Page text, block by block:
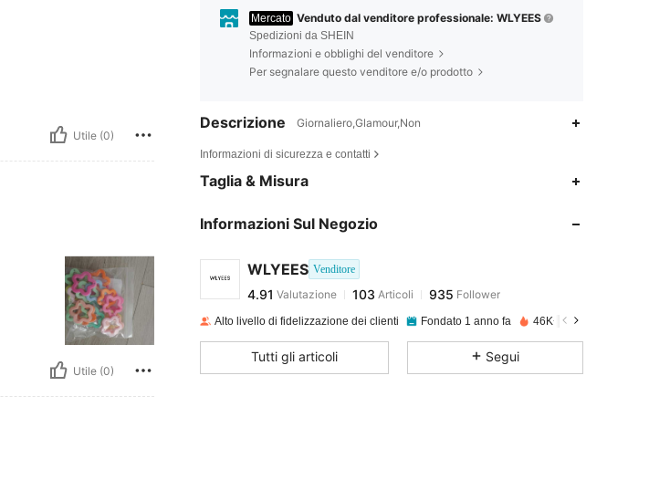
Utile (0)
Utile (0)
Mercato Venduto dal venditore professionale: WLYEES
Spedizioni da SHEIN
Informazioni e obblighi del venditore
Per segnalare questo venditore e/o prodotto
Descrizione Giornaliero,Glamour,Non
Informazioni di sicurezza e contatti
Taglia & Misura
Informazioni Sul Negozio
WLYEES Venditore
4.91
4.91 103
103
m***1pagato1 giorno fa
4.91 103 935
Alto livello di fidelizzazione dei clienti Fondato 1 anno fa 46K+ Venduto
Tutti gli articoli Segui